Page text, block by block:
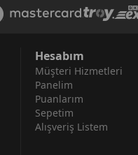
Hesabım
Müşteri Hizmetleri
Panelim
Puanlarım
Sepetim
Alışveriş Listem